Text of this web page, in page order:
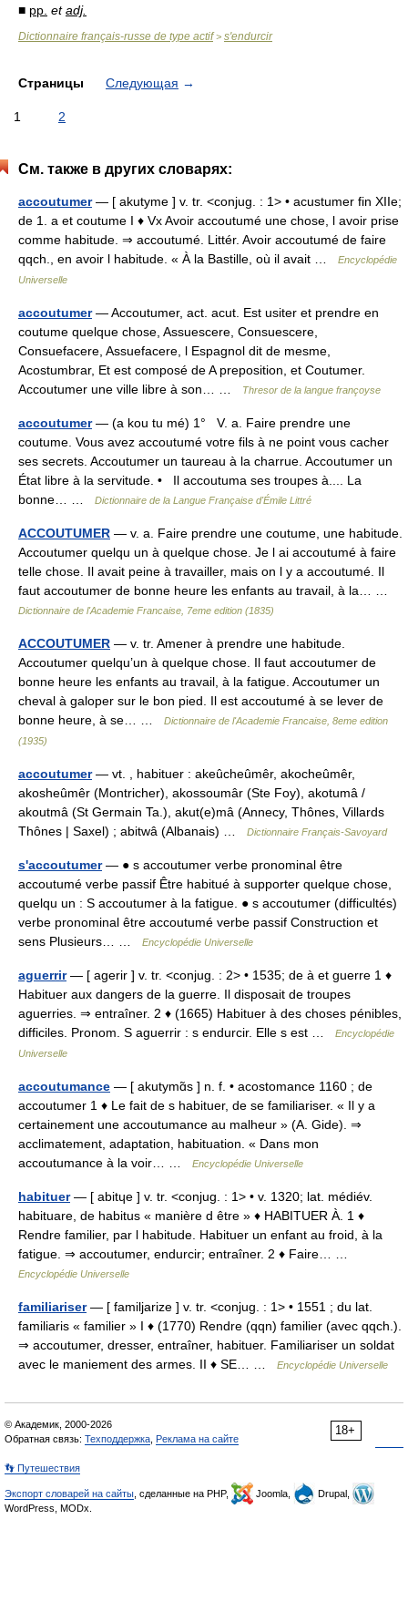
■ pp. etadj.
Dictionnaire français-russe de type actif> s'endurcir
Страницы Следующая →
1 2
См. также в других словарях:
accoutumer— [ akutyme ] v. tr. <conjug. : 1> • acustumer fin XIIe;
de 1. a et coutume I ♦ Vx Avoir accoutumé une chose, l avoir prise
comme habitude. ⇒ accoutumé. Littér. Avoir accoutumé de faire
qqch., en avoir l habitude. « À la Bastille, où il avait …
Encyclopédie
Universelle
accoutumer— Accoutumer, act. acut. Est usiter et prendre en
coutume quelque chose, Assuescere, Consuescere,
Consuefacere, Assuefacere, l Espagnol dit de mesme,
Acostumbrar, Et est composé de A preposition, et Coutumer.
Accoutumer une ville libre à son… …
Thresor de la langue françoyse
accoutumer— (a kou tu mé) 1° V. a. Faire prendre une
coutume. Vous avez accoutumé votre fils à ne point vous cacher
ses secrets. Accoutumer un taureau à la charrue. Accoutumer un
État libre à la servitude. • Il accoutuma ses troupes à.... La
bonne… …
Dictionnaire de la Langue Française d'Émile Littré
ACCOUTUMER — v. a. Faire prendre une coutume, une habitude.
Accoutumer quelqu un à quelque chose. Je l ai accoutumé à faire
telle chose. Il avait peine à travailler, mais on l y a accoutumé. Il
faut accoutumer de bonne heure les enfants au travail, à la… …
Dictionnaire de l'Academie Francaise, 7eme edition (1835)
ACCOUTUMER — v. tr. Amener à prendre une habitude.
Accoutumer quelqu’un à quelque chose. Il faut accoutumer de
bonne heure les enfants au travail, à la fatigue. Accoutumer un
cheval à galoper sur le bon pied. Il est accoutumé à se lever de
bonne heure, à se… …
Dictionnaire de l'Academie Francaise, 8eme edition
(1935)
accoutumer— vt. , habituer : akeûcheûmêr, akocheûmêr,
akosheûmêr (Montricher), akossoumâr (Ste Foy), akotumâ /
akoutmâ (St Germain Ta.), akut(e)mâ (Annecy, Thônes, Villards
Thônes | Saxel) ; abitwâ (Albanais) …
Dictionnaire Français-Savoyard
s'accoutumer— ● s accoutumer verbe pronominal être
accoutumé verbe passif Être habitué à supporter quelque chose,
quelqu un : S accoutumer à la fatigue. ● s accoutumer (difficultés)
verbe pronominal être accoutumé verbe passif Construction et
sens Plusieurs… …
Encyclopédie Universelle
aguerrir— [ agerir ] v. tr. <conjug. : 2> • 1535; de à et guerre 1 ♦
Habituer aux dangers de la guerre. Il disposait de troupes
aguerries. ⇒ entraîner. 2 ♦ (1665) Habituer à des choses pénibles,
difficiles. Pronom. S aguerrir : s endurcir. Elle s est …
Encyclopédie
Universelle
accoutumance — [ akutymɑ̃s ] n. f. • acostomance 1160 ; de
accoutumer 1 ♦ Le fait de s habituer, de se familiariser. « Il y a
certainement une accoutumance au malheur » (A. Gide). ⇒
acclimatement, adaptation, habituation. « Dans mon
accoutumance à la voir… …
Encyclopédie Universelle
habituer— [ abitɥe ] v. tr. <conjug. : 1> • v. 1320; lat. médiév.
habituare, de habitus « manière d être » ♦ HABITUER À. 1 ♦
Rendre familier, par l habitude. Habituer un enfant au froid, à la
fatigue. ⇒ accoutumer, endurcir; entraîner. 2 ♦ Faire… …
Encyclopédie Universelle
familiariser— [ familjarize ] v. tr. <conjug. : 1> • 1551 ; du lat.
familiaris « familier » I ♦ (1770) Rendre (qqn) familier (avec qqch.).
⇒ accoutumer, dresser, entraîner, habituer. Familiariser un soldat
avec le maniement des armes. II ♦ SE… …
Encyclopédie Universelle
18+
© Академик, 2000-2026
Обратная связь: Техподдержка Реклама на сайте
👣 Путешествия
Экспорт словарей на сайты , сделанные на PHP, Joomla,
Drupal,
WordPress, MODx.